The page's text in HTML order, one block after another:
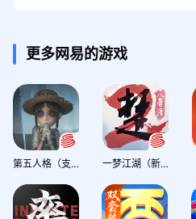
更多网易的游戏
第五人格（支持官服安卓/iOS账密+全渠道扫码登录） 一梦江湖（新门派「落白」登场）